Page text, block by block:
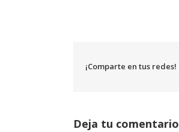
¡Comparte en tus redes!
Deja tu comentario